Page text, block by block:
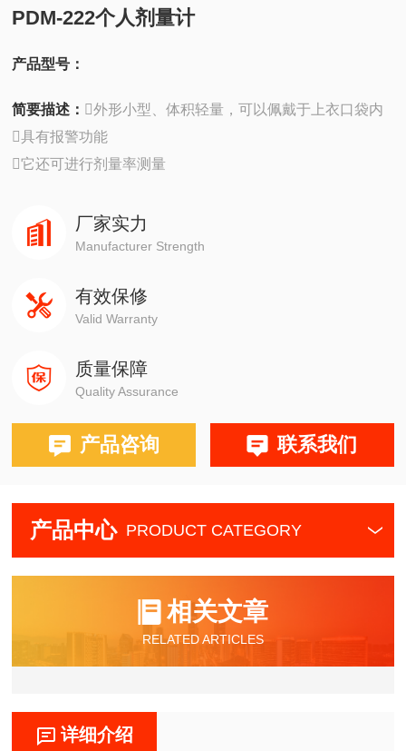
PDM-222个人剂量计
产品型号：
简要描述： 外形小型、体积轻量，可以佩戴于上衣口袋内
具有报警功能
它还可进行剂量率测量
厂家实力
Manufacturer Strength
有效保修
Valid Warranty
质量保障
Quality Assurance
产品咨询 联系我们
产品中心 PRODUCT CATEGORY
相关文章
RELATED ARTICLES
详细介绍